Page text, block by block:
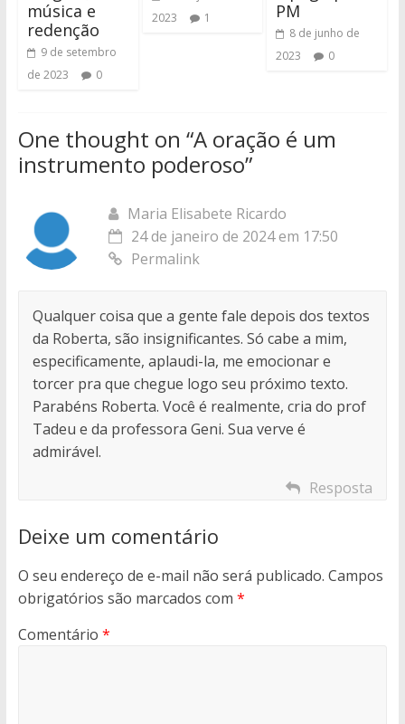
música e
redenção
9 de setembro
de 2023
0
2023
1
PM
8 de junho de
2023
0
One thought on “A oração é um
instrumento poderoso”
Maria Elisabete Ricardo
24 de janeiro de 2024 em 17:50
Permalink
Qualquer coisa que a gente fale depois dos textos
da Roberta, são insignificantes. Só cabe a mim,
especificamente, aplaudi-la, me emocionar e
torcer pra que chegue logo seu próximo texto.
Parabéns Roberta. Você é realmente, cria do prof
Tadeu e da professora Geni. Sua verve é
admirável.
Resposta
Deixe um comentário
O seu endereço de e-mail não será publicado. Campos
obrigatórios são marcados com *
Comentário *